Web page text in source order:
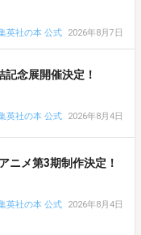
英社の本 公式
2026年8月7日
記念展開催決定！
英社の本 公式
2026年8月4日
ニメ第3期制作決定！
英社の本 公式
2026年8月4日